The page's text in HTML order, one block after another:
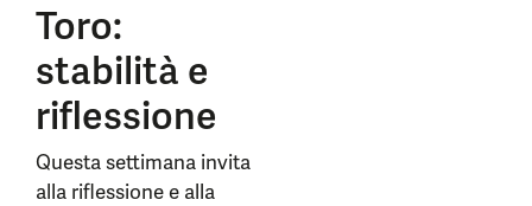
Toro:
stabilità e
riflessione
Questa settimana invita
alla riflessione e alla